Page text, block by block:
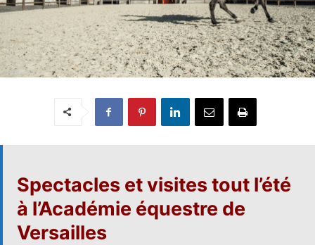
Spectacles et visites tout l’été
à l’Académie équestre de
Versailles